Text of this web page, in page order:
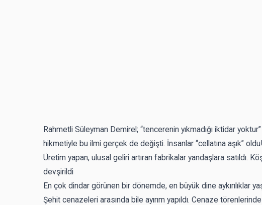
Rahmetli Süleyman Demirel; “tencerenin yıkmadığı iktidar
hikmetiyle bu ilmi gerçek de değişti. İnsanlar “cellatına aşık”
Üretim yapan, ulusal geliri artıran fabrikalar yandaşlara satıldı.
devşirildi
En çok dindar görünen bir dönemde, en büyük dine aykırılıklar
Şehit cenazeleri arasında bile ayırım yapıldı. Cenaze